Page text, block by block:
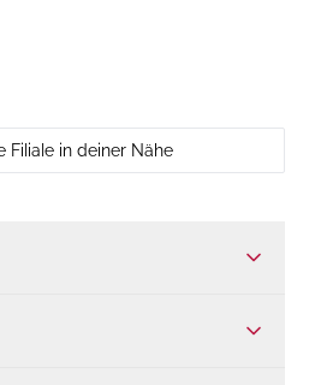
Filiale in deiner Nähe